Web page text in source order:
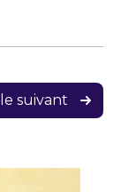
suivant